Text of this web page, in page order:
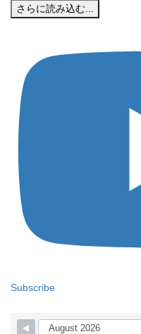
さらに読み込む...
Subscribe